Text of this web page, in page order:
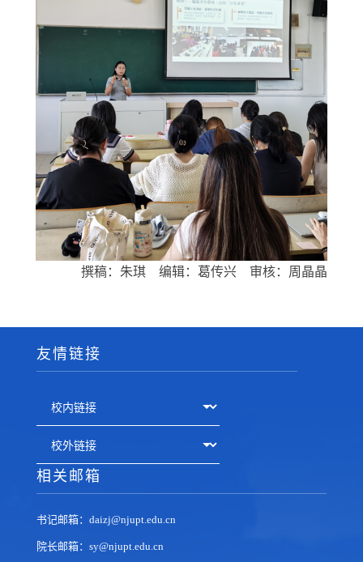
撰稿：朱琪 编辑：葛传兴 审核：周晶晶
友情链接
相关邮箱
书记邮箱：daizj@njupt.edu.cn
院长邮箱：sy@njupt.edu.cn